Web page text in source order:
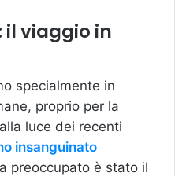
il viaggio in
specialmente in
proprio per la
luce dei recenti
insanguinato
preoccupato è stato il